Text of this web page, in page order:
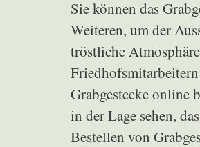
Sie können das
Weiteren, um der
tröstliche
Grabgestecke online
in der Lage sehen,
Bestellen von